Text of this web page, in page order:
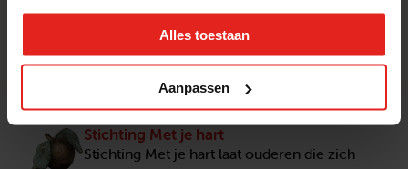
Alles toestaan
Aanpassen
We verwerken je donatie veilig volgens de
Stichting Met je hart
Stichting Met je hart laat ouderen die zich